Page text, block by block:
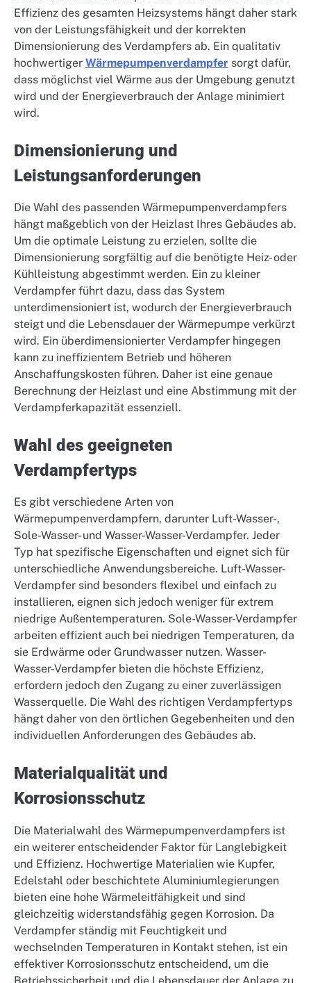
Effizienz des gesamten Heizsystems hängt daher stark
von der Leistungsfähigkeit und der korrekten
Dimensionierung des Verdampfers ab. Ein qualitativ
hochwertiger Wärmepumpenverdampfer sorgt dafür,
dass möglichst viel Wärme aus der Umgebung genutzt
wird und der Energieverbrauch der Anlage minimiert
wird.
Dimensionierung und
Leistungsanforderungen
Die Wahl des passenden Wärmepumpenverdampfers
hängt maßgeblich von der Heizlast Ihres Gebäudes ab.
Um die optimale Leistung zu erzielen, sollte die
Dimensionierung sorgfältig auf die benötigte Heiz- oder
Kühlleistung abgestimmt werden. Ein zu kleiner
Verdampfer führt dazu, dass das System
unterdimensioniert ist, wodurch der Energieverbrauch
steigt und die Lebensdauer der Wärmepumpe verkürzt
wird. Ein überdimensionierter Verdampfer hingegen
kann zu ineffizientem Betrieb und höheren
Anschaffungskosten führen. Daher ist eine genaue
Berechnung der Heizlast und eine Abstimmung mit der
Verdampferkapazität essenziell.
Wahl des geeigneten
Verdampfertyps
Es gibt verschiedene Arten von
Wärmepumpenverdampfern, darunter Luft-Wasser-,
Sole-Wasser- und Wasser-Wasser-Verdampfer. Jeder
Typ hat spezifische Eigenschaften und eignet sich für
unterschiedliche Anwendungsbereiche. Luft-Wasser-
Verdampfer sind besonders flexibel und einfach zu
installieren, eignen sich jedoch weniger für extrem
niedrige Außentemperaturen. Sole-Wasser-Verdampfer
arbeiten effizient auch bei niedrigen Temperaturen, da
sie Erdwärme oder Grundwasser nutzen. Wasser-
Wasser-Verdampfer bieten die höchste Effizienz,
erfordern jedoch den Zugang zu einer zuverlässigen
Wasserquelle. Die Wahl des richtigen Verdampfertyps
hängt daher von den örtlichen Gegebenheiten und den
individuellen Anforderungen des Gebäudes ab.
Materialqualität und
Korrosionsschutz
Die Materialwahl des Wärmepumpenverdampfers ist
ein weiterer entscheidender Faktor für Langlebigkeit
und Effizienz. Hochwertige Materialien wie Kupfer,
Edelstahl oder beschichtete Aluminiumlegierungen
bieten eine hohe Wärmeleitfähigkeit und sind
gleichzeitig widerstandsfähig gegen Korrosion. Da
Verdampfer ständig mit Feuchtigkeit und
wechselnden Temperaturen in Kontakt stehen, ist ein
effektiver Korrosionsschutz entscheidend, um die
Betriebssicherheit und die Lebensdauer der Anlage zu